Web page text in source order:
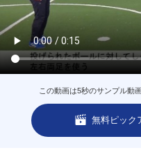
この動画は5秒のサンプル動
無料ピック